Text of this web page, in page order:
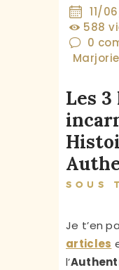
11/
588
0
Les
SOUS
Je t’en
articles
l’